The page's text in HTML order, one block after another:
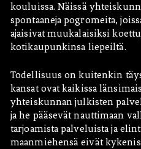
kouluissa. Näissä
spontaaneja pogromeita,
ajaisivat muukalaisiksi
kotikaupunkinsa liepeiltä.
Todellisuus on kuitenkin
kansat ovat kaikissa
yhteiskunnan julkisten
ja he pääsevät nauttimaan
tarjoamista palveluista ja
maanmiehensä eivät